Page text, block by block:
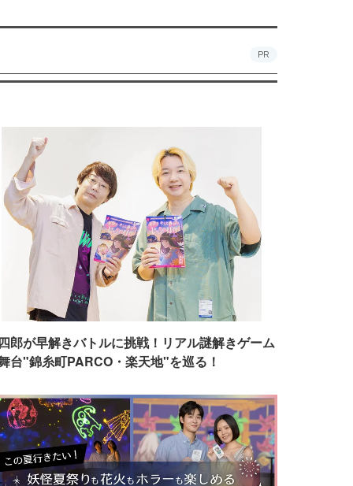
PR
郎が早解きバトルに挑戦！リアル謎解きゲーム
台"錦糸町PARCO・楽天地"を巡る！